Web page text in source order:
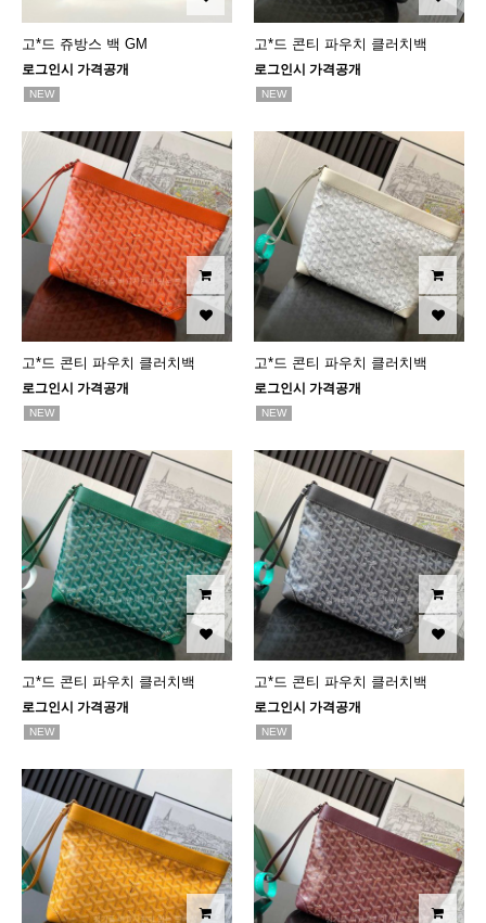
고*드 쥬방스 백 GM
로그인시 가격공개
NEW
고*드 콘티 파우치 클러치백
로그인시 가격공개
NEW
고*드 콘티 파우치 클러치백
로그인시 가격공개
NEW
고*드 콘티 파우치 클러치백
로그인시 가격공개
NEW
고*드 콘티 파우치 클러치백
로그인시 가격공개
NEW
고*드 콘티 파우치 클러치백
로그인시 가격공개
NEW